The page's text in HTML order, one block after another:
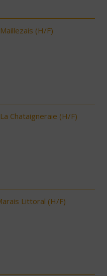
(H/F)
Chataigneraie (H/F)
Littoral (H/F)